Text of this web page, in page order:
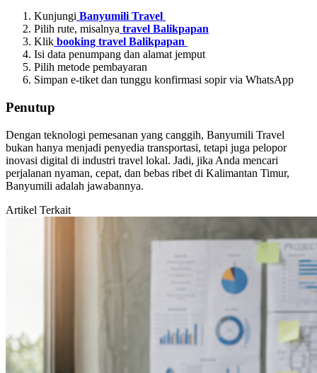
Kunjungi Banyumili Travel
Pilih rute, misalnya travel Balikpapan
Klik booking travel Balikpapan
Isi data penumpang dan alamat jemput
Pilih metode pembayaran
Simpan e-tiket dan tunggu konfirmasi sopir via WhatsApp
Penutup
Dengan teknologi pemesanan yang canggih, Banyumili Travel
bukan hanya menjadi penyedia transportasi, tetapi juga pelopor
inovasi digital di industri travel lokal. Jadi, jika Anda mencari
perjalanan nyaman, cepat, dan bebas ribet di Kalimantan Timur,
Banyumili adalah jawabannya.
Artikel Terkait